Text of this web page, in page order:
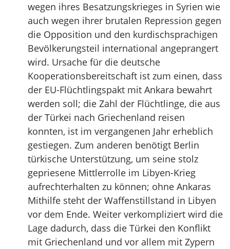
wegen ihres Besatzungskrieges in Syrien wie
auch wegen ihrer brutalen Repression gegen
die Opposition und den kurdischsprachigen
Bevölkerungsteil international angeprangert
wird. Ursache für die deutsche
Kooperationsbereitschaft ist zum einen, dass
der EU-Flüchtlingspakt mit Ankara bewahrt
werden soll; die Zahl der Flüchtlinge, die aus
der Türkei nach Griechenland reisen
konnten, ist im vergangenen Jahr erheblich
gestiegen. Zum anderen benötigt Berlin
türkische Unterstützung, um seine stolz
gepriesene Mittlerrolle im Libyen-Krieg
aufrechterhalten zu können; ohne Ankaras
Mithilfe steht der Waffenstillstand in Libyen
vor dem Ende. Weiter verkompliziert wird die
Lage dadurch, dass die Türkei den Konflikt
mit Griechenland und vor allem mit Zypern